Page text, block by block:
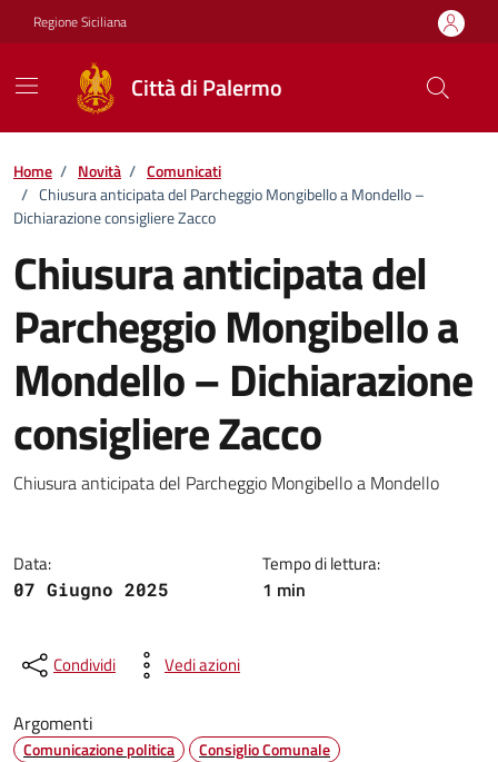
Vai ai contenuti
Vai al footer
Regione Siciliana
Città di Palermo
Home / Novità / Comunicati
/ Chiusura anticipata del Parcheggio Mongibello a Mondello –
Dichiarazione consigliere Zacco
Chiusura anticipata del
Parcheggio Mongibello a
Mondello – Dichiarazione
consigliere Zacco
Dettagli della notizia
Chiusura anticipata del Parcheggio Mongibello a Mondello
Data:
07 Giugno 2025
Tempo di lettura:
1 min
Condividi Vedi azioni
Argomenti
Comunicazione politica Consiglio Comunale